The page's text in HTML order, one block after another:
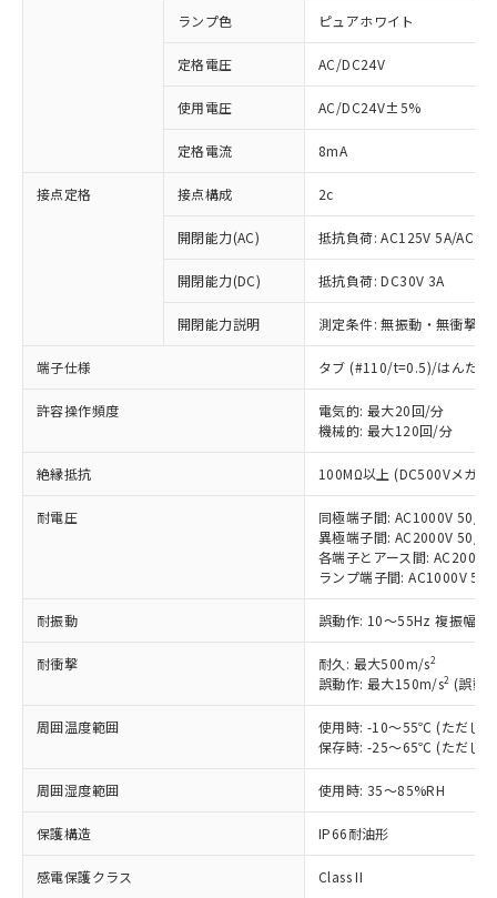
ランプ色 ピュアホワイト
定格電圧 AC/DC24V
使用電圧 AC/DC24V±5%
定格電流 8mA
接点定格 接点構成 2c
開閉能力(AC) 抵抗負荷: AC125V 5A/
開閉能力(DC) 抵抗負荷: DC30V 3A
開閉能力説明 測定条件: 無振動・無衝撃
端子仕様 タブ (#110/t=0.5)/はんだづ
許容操作頻度
電気的: 最大20回/分
機械的: 最大120回/分
絶縁抵抗 100MΩ以上 (DC500Vメガ)
耐電圧
同極端子間: AC1000V 50/
異極端子間: AC2000V 50/
各端子とアース間:
ランプ端子間: AC1000V
耐振動 誤動作: 10～55Hz 複振幅
耐衝撃 耐久: 最大500m/s2
誤動作: 最大150m/s2 (誤動
周囲温度範囲
使用時: -10～55℃ (ただし
保存時: -25～65℃ (ただし
周囲湿度範囲 使用時: 35～85%RH
保護構造 IP66耐油形
感電保護クラス Class II
以下の条件をお読みいただき、同意のうえ
本サービスは、当社制御機器事業取扱
(税抜)を提供させていただくもので
当社制御機器事業取扱商品の中には、
本サービスの対象外となる商品もある
ことをご了承ください。
在庫状況および標準価格照会結果は、
記載している更新日時点での社内デー
タに基づき作成されるものであり、閲
覧された時点での実際の在庫および標
準価格とは異なる場合があることをご
※1 対応状況
対応済み：EU RoHS指令（10物質）の
非含有に対応した製品が提供可能な商品で
対応予定：EU RoHS指令（10物質）の非含
有に対応した製品に切り替える予定のある
対応予定なし：EU RoHS指令（10物質）の
非含有に非対応の商品で、対応品を出す予
調査・確認中：EU RoHS指令（10物質）の
非含有の対応状況を調査中または確認中の
非該当品：ライセンス料など無形物で、有
害物質有無と関係のない商品です。
仕入先様の事情により、非含有部品として
いたものが、含有品と判明した場合などや
むを得ず変更することがあります。
*EU RoHS指令（10物質）：
鉛(Pb) 1000ppm以下、 水銀(Hg) 1000ppm以下、 カド
六価クロム(Cr(Ⅵ)) 1000ppm以下、ポリ臭化ビフェニル
「○」：最大均質材料含有率が中国RoHSの
基準値以下であることを示します。
「×」：最大均質材料含有率が中国RoHSの
基準値を超えていることを示します。
「－」：未確認です。当社販売部門へお問
い合わせください。
*中国RoHS10物質の基準値 (GB/T26572)：
ム) : 100ppm、
当社は、これら貴社製品のうち、外国
為替および外国貿易法に定める商品
（以下｢規制貨物等」という）を輸出
または国外への提供する場合は、日本
国政府の輸出許可(または役務取引許
可)を取得するなどの必要な手続きを